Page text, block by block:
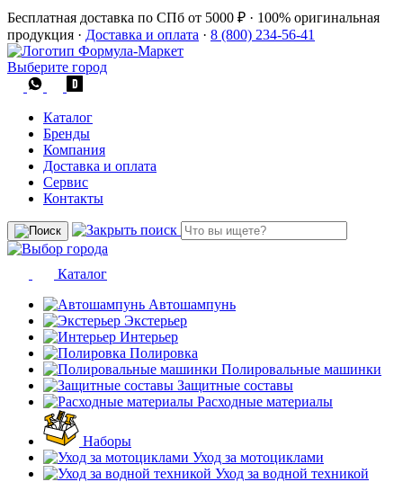
Бесплатная доставка по СПб от 5000 ₽ · 100% оригинальная
продукция · Доставка и оплата · 8 (800) 234-56-41
Выберите город
Каталог
Бренды
Компания
Доставка и оплата
Сервис
Контакты
Каталог
Автошампунь
Экстерьер
Интерьер
Полировка
Полировальные машинки
Защитные составы
Расходные материалы
Наборы
Уход за мотоциклами
Уход за водной техникой